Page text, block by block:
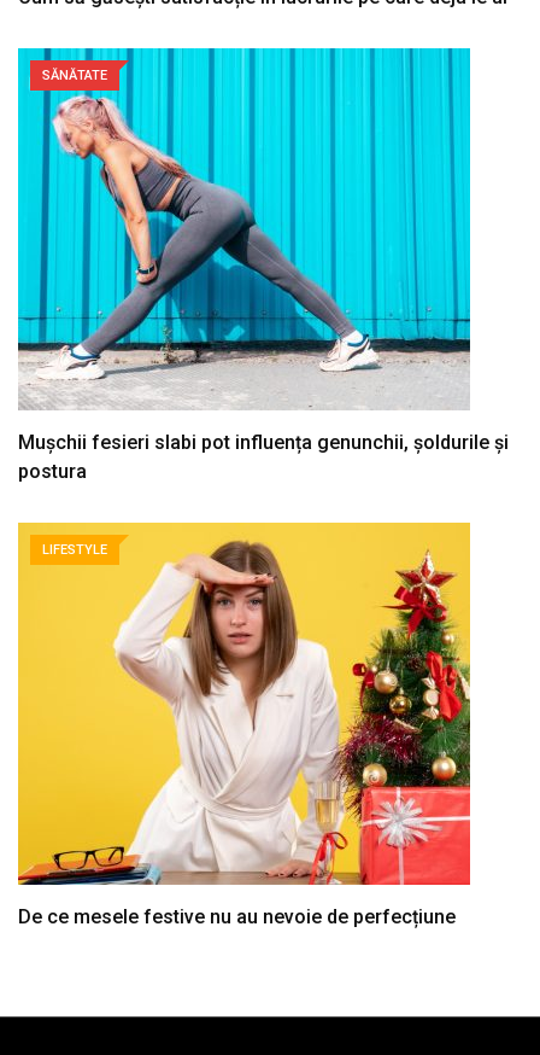
SĂNĂTATE
Mușchii fesieri slabi pot influența genunchii, șoldurile și
postura
LIFESTYLE
De ce mesele festive nu au nevoie de perfecțiune